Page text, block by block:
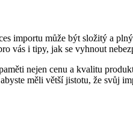
importu může být složitý a
vás i tipy, jak se vyhnout
nejen cenu a kvalitu
měli větší jistotu, že svůj